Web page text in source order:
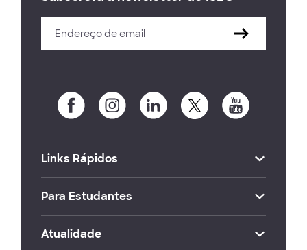
Links Rápidos
Para Estudantes
Atualidade